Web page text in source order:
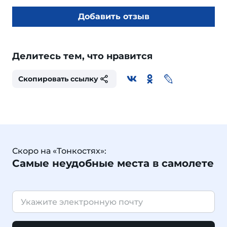
Добавить отзыв
Делитесь тем, что нравится
Скопировать ссылку
Скоро на «Тонкостях»:
Самые неудобные места в самолете